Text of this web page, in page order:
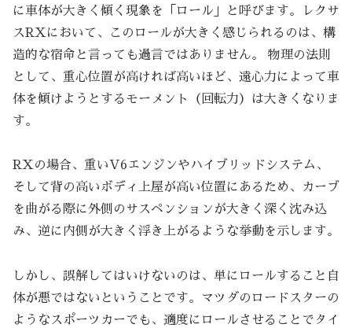
に車体が大きく傾く現象を「ロール」と呼びます。レクサ
スRXにおいて、このロールが大きく感じられるのは、構
造的な宿命と言っても過言ではありません。 物理の法則
として、重心位置が高ければ高いほど、遠心力によって車
体を傾けようとするモーメント（回転力）は大きくなりま
す。
RXの場合、重いV6エンジンやハイブリッドシステム、
そして背の高いボディ上屋が高い位置にあるため、カーブ
を曲がる際に外側のサスペンションが大きく深く沈み込
み、逆に内側が大きく浮き上がるような挙動を示します。
しかし、誤解してはいけないのは、単にロールすること自
体が悪ではないということです。マツダのロードスターの
ようなスポーツカーでも、適度にロールさせることでタイ